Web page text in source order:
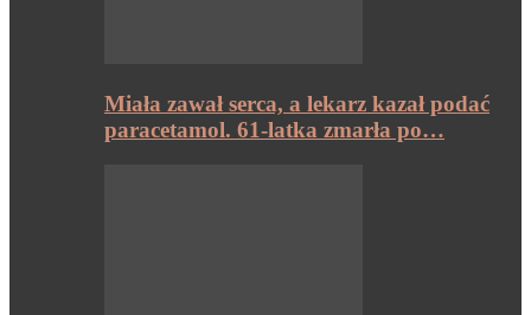
Miała zawał serca, a lekarz kazał podać
paracetamol. 61-latka zmarła po…